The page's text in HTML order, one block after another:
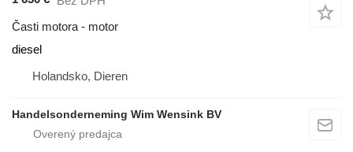
Časti motora - motor
diesel
Holandsko, Dieren
Handelsonderneming Wim Wensink BV